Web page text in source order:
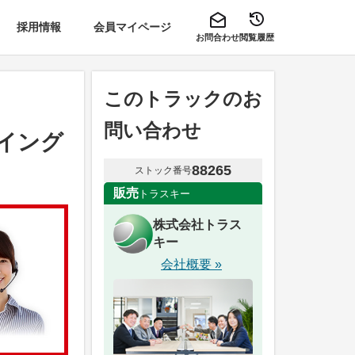
採用情報 会員マイページ
お問合わせ閲覧履歴
ング
このトラックのお
問い合わせ
ストック番号88265
販売 トラスキー
株式会社トラス
キー
会社概要 »